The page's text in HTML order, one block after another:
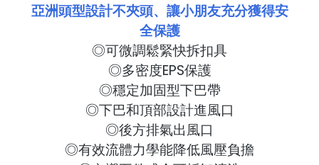
亞洲頭型設計不夾頭、讓小朋友充分獲得安
全保護
◎可微調鬆緊快拆扣具
◎多密度EPS保護
◎穩定加固型下巴帶
◎下巴和頂部設計進風口
◎後方排氣出風口
◎有效流體力學能降低風壓負擔